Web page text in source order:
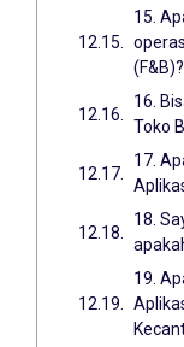
15.
(F&B)?
16.
Toko
17.
18.
19.